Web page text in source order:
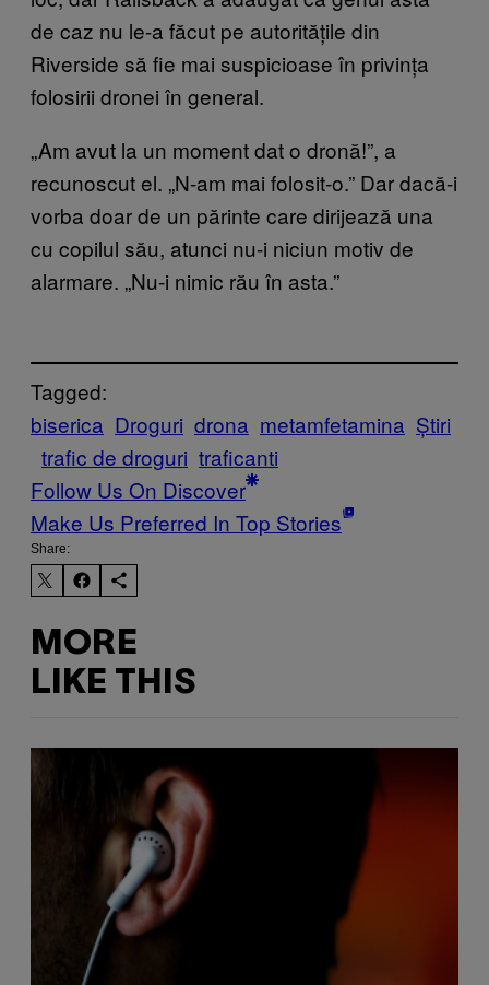
de caz nu le-a făcut pe autoritățile din
Riverside să fie mai suspicioase în privința
folosirii dronei în general.
„Am avut la un moment dat o dronă!”, a
recunoscut el. „N-am mai folosit-o.” Dar dacă-i
vorba doar de un părinte care dirijează una
cu copilul său, atunci nu-i niciun motiv de
alarmare. „Nu-i nimic rău în asta.”
Tagged:
biserica Droguri drona metamfetamina Știri
trafic de droguri traficanti
Follow Us On Discover
Make Us Preferred In Top Stories
Share:
MORE
LIKE THIS